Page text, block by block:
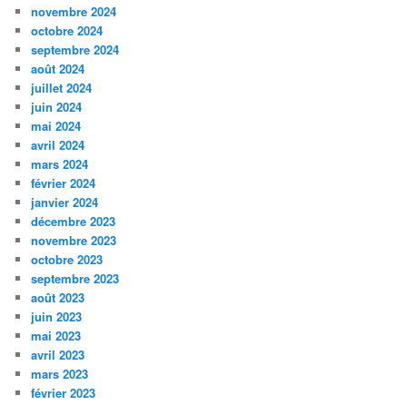
novembre 2024
octobre 2024
septembre 2024
août 2024
juillet 2024
juin 2024
mai 2024
avril 2024
mars 2024
février 2024
janvier 2024
décembre 2023
novembre 2023
octobre 2023
septembre 2023
août 2023
juin 2023
mai 2023
avril 2023
mars 2023
février 2023